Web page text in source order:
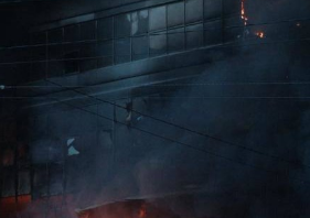
Установка видеонаблюдения Киев
Скам в Instagram-магазинах: як
У Києві через суд повернули
У липні в лікарнях Київщини
Суд у Києві розгляне справу